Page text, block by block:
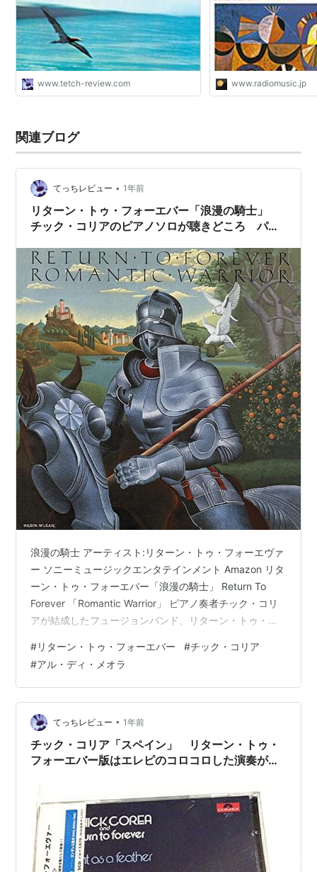
と、すんなり入れた （おすすめ名曲
名盤） - てっちレビュー
www.tetch-review.com
ル・ロス、アビシャ
間美帆） - ラジオと音
www.radiomusic.jp
関連ブログ
てっちレビュー • 1年前
リターン・トゥ・フォーエバー「浪漫の騎士」
チック・コリアのピアノソロが聴きどころ パ
ス」に匹敵する熱演 （おすすめ名曲名盤）
浪漫の騎士 アーティスト:リターン・トゥ・フォーエヴァ
ー ソニーミュージックエンタテインメント Amazon リタ
ーン・トゥ・フォーエバー「浪漫の騎士」 Return To
Forever 「Romantic Warrior」 ピアノ奏者チック・コリ
アが結成したフュージョンバンド、リターン・トゥ・フ
熱いソロ演奏が聴ける。 １９７６年の同名のアルバムに
収録。 www.youtube.com 静かに始まり、♪タッタッタラ
ター、タッ、ターター…というメロディーと、♪タラララ
ラララララン…という速弾きを繰り返しながら展開す
る。タイトル通りにロマンチック…
#リターン・トゥ・フォーエバー #チック・コリア
#アル・ディ・メオラ
てっちレビュー • 1年前
チック・コリア「スペイン」 リターン・トゥ・
フォーエバー版はエレピのコロコロした演奏が美